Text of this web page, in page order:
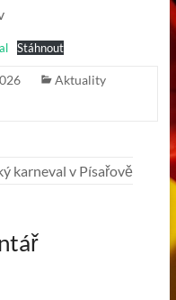
Stáhnout
Aktuality
karneval v Písařově